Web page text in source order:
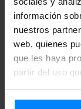
información
nuestros
web, quienes
que les haya
partir del uso
INDICE DE
ANEXO 2
ANEXO 3